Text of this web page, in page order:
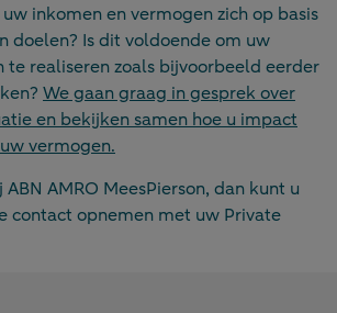
inkomen en vermogen zich op basis
doelen? Is dit voldoende om uw
realiseren zoals bijvoorbeeld eerder
We gaan graag in gesprek over
en bekijken samen hoe u impact
vermogen.
AMRO MeesPierson, dan kunt u
contact opnemen met uw Private